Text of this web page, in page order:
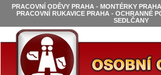
PRACOVNÍ ODĚVY PRAHA - MONTÉRKY
PRACOVNÍ RUKAVICE PRAHA - OCHRANNÉ
SEDLČANY